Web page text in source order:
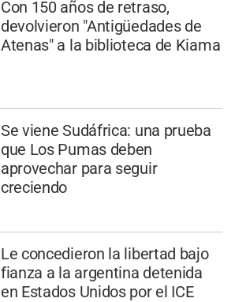
Con 150 años de retraso,
devolvieron "Antigüedades de
Atenas" a la biblioteca de Kiama
Se viene Sudáfrica: una prueba
que Los Pumas deben
aprovechar para seguir
creciendo
Le concedieron la libertad bajo
fianza a la argentina detenida
en Estados Unidos por el ICE